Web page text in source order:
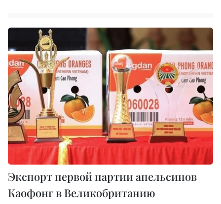
Экспорт первой партии апельсинов
Каофонг в Великобританию